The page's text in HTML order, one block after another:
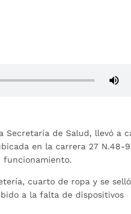
Secretaría de Salud, llevó a
en la carrera 27 N.48-
funcionamiento.
cuarto de ropa y se selló
a la falta de dispositivos